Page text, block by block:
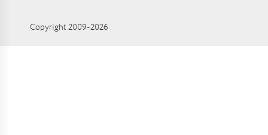
Copyright 2009-2026